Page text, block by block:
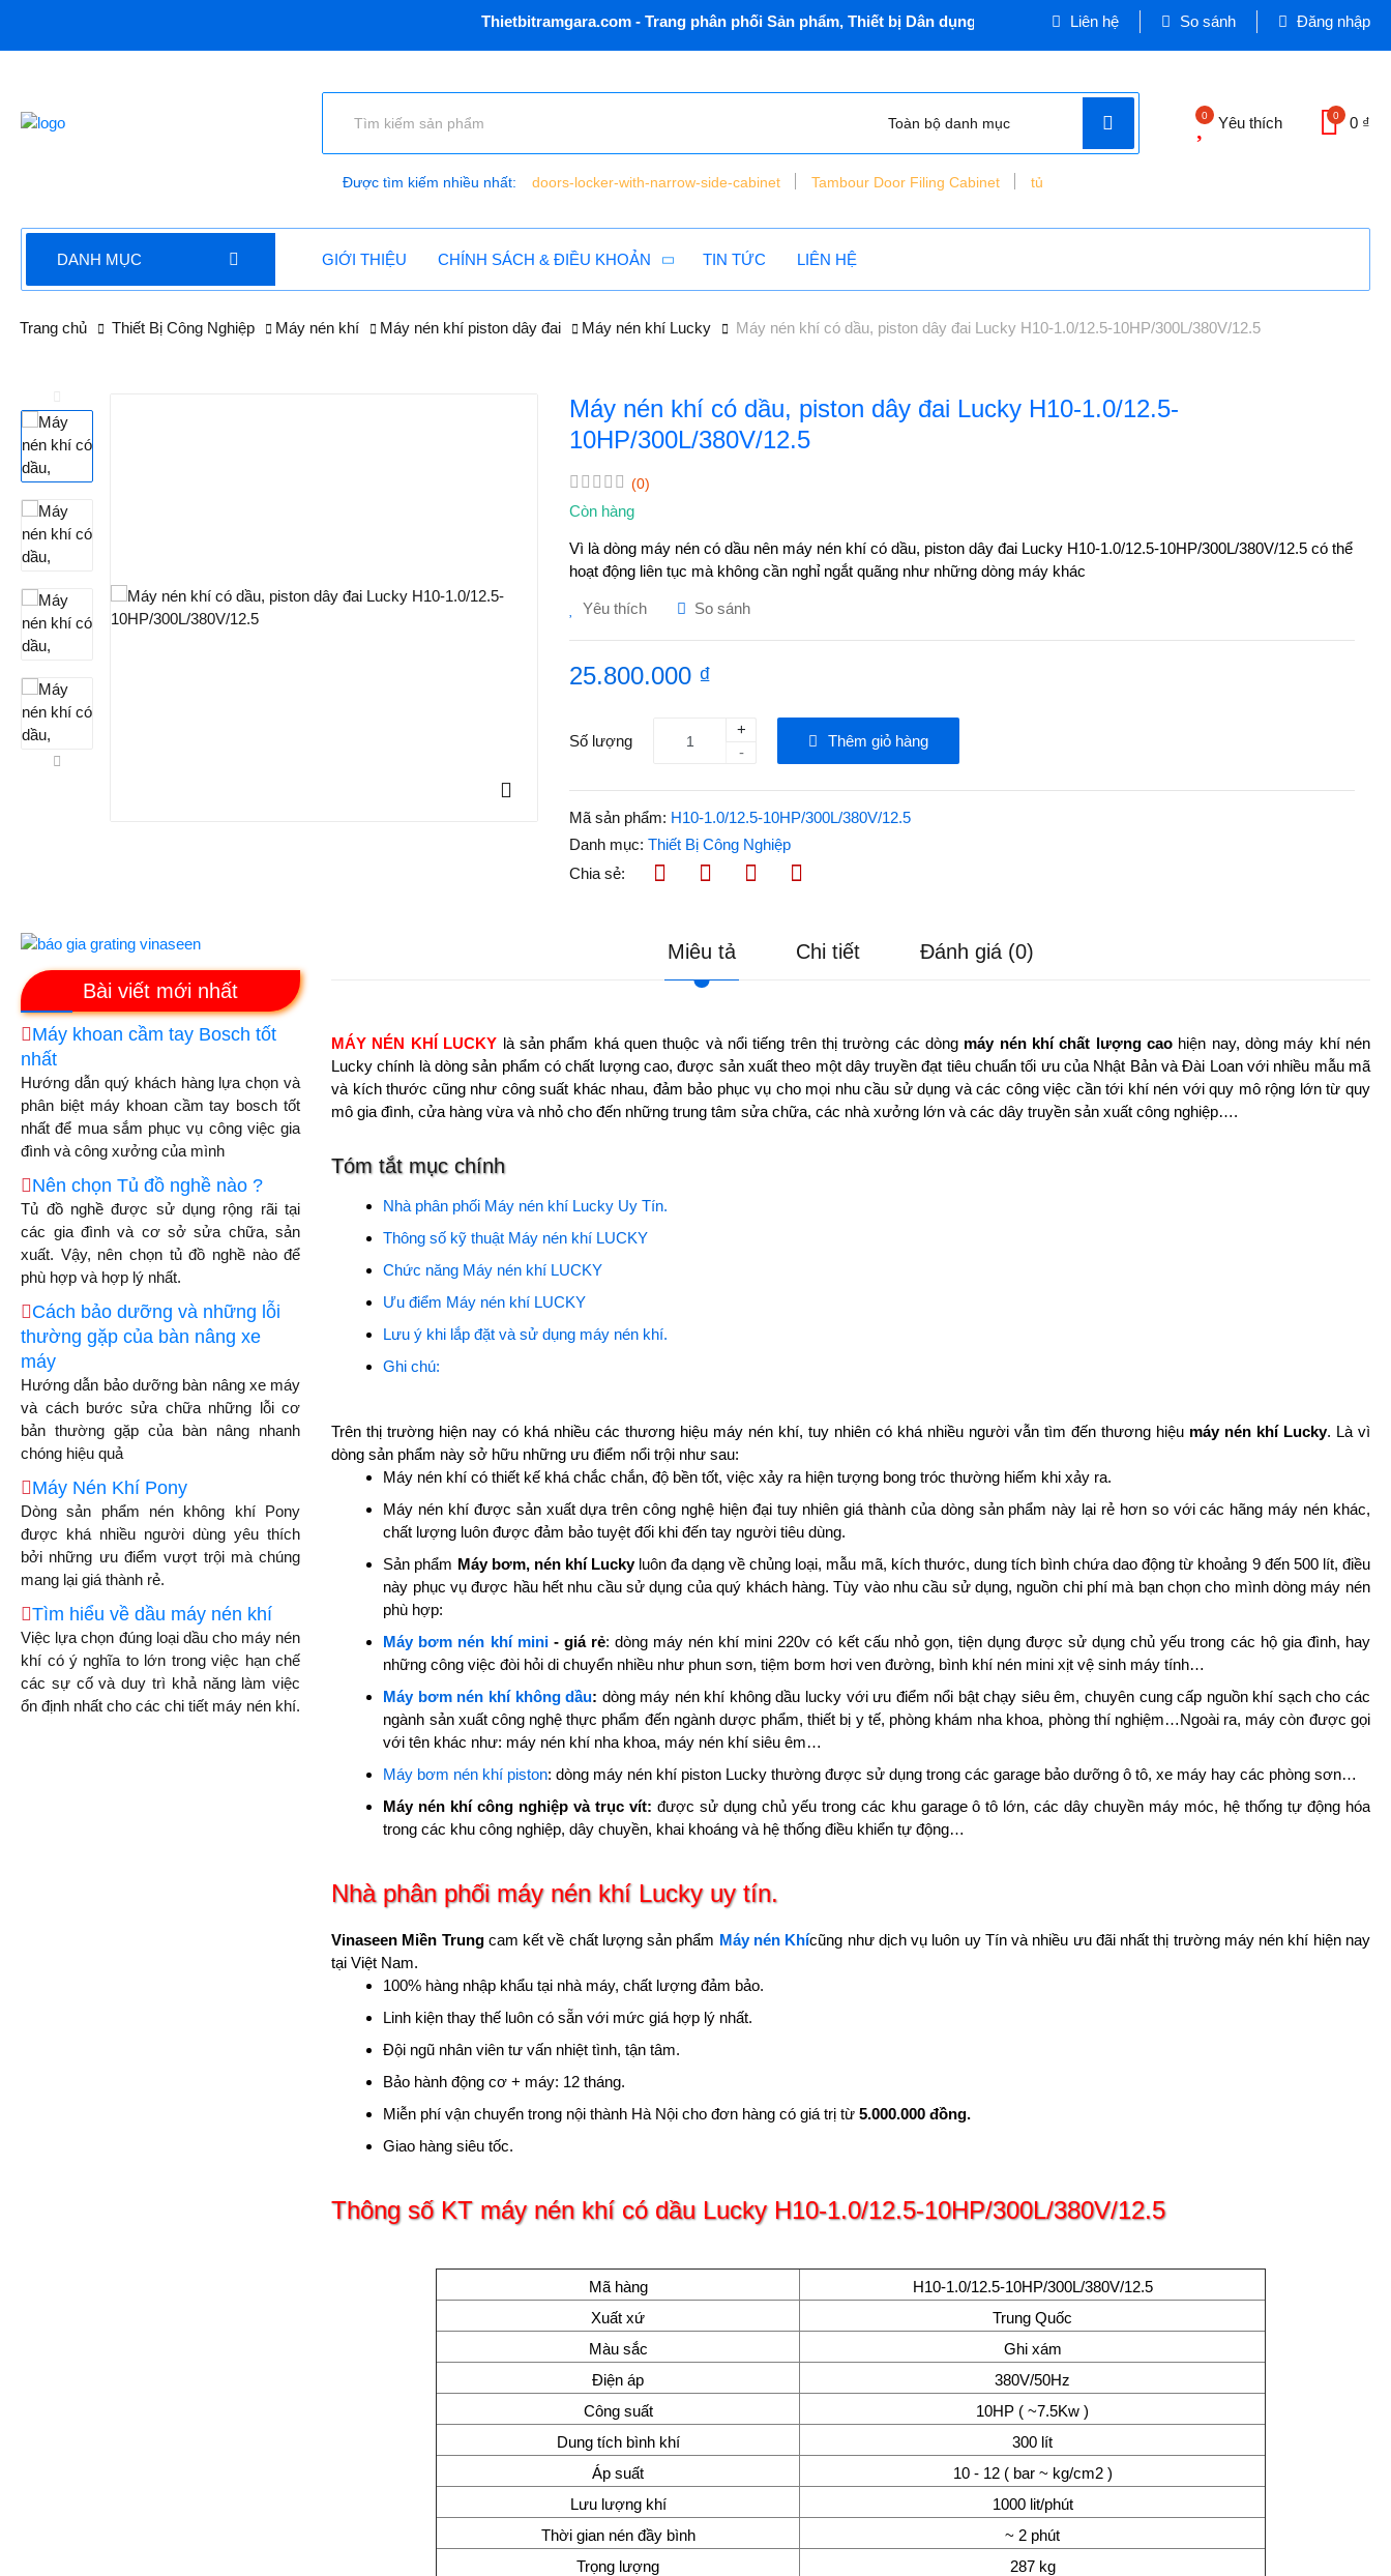
Thietbitramgara.com - Trang phân phối Sản phẩm, Thiết bị Dân dụng và Công nghiệp - Cơ quan chủ quản: VINASEEN MIỀN TRUNG
Liên hệ So sánh Đăng nhập
Toàn bộ danh mục
Được tìm kiếm nhiều nhất: doors-locker-with-narrow-side-cabinet Tambour Door Filing Cabinet
tủ
0 Yêu thích 0 0 ₫
DANH MỤC GIỚI THIỆU CHÍNH SÁCH & ĐIỀU KHOẢN TIN TỨC LIÊN HỆ
Trang chủ Thiết Bị Công Nghiệp Máy nén khí Máy nén khí piston dây đai Máy nén khí Lucky Máy nén khí có dầu, piston dây đai Lucky H10-1.0/12.5-10HP/300L/380V/12.5
Máy nén khí có dầu, piston dây đai Lucky H10-1.0/12.5-
10HP/300L/380V/12.5
(0)
Còn hàng
Vì là dòng máy nén có dầu nên máy nén khí có dầu, piston dây đai Lucky H10-1.0/12.5-10HP/300L/380V/12.5 có thể
hoạt động liên tục mà không cần nghỉ ngắt quãng như những dòng máy khác
Yêu thích So sánh
25.800.000 ₫
Số lượng
+
-
Thêm giỏ hàng
Mã sản phẩm: H10-1.0/12.5-10HP/300L/380V/12.5
Danh mục: Thiết Bị Công Nghiệp
Chia sẻ:
Bài viết mới nhất
Máy khoan cầm tay Bosch tốt
nhất
Hướng dẫn quý khách hàng lựa chọn và
phân biệt máy khoan cầm tay bosch tốt
nhất để mua sắm phục vụ công việc gia
đình và công xưởng của mình
Nên chọn Tủ đồ nghề nào ?
Tủ đồ nghề được sử dụng rộng rãi tại
các gia đình và cơ sở sửa chữa, sản
xuất. Vậy, nên chọn tủ đồ nghề nào để
phù hợp và hợp lý nhất.
Cách bảo dưỡng và những lỗi
thường gặp của bàn nâng xe
máy
Hướng dẫn bảo dưỡng bàn nâng xe máy
và cách bước sửa chữa những lỗi cơ
bản thường gặp của bàn nâng nhanh
chóng hiệu quả
Máy Nén Khí Pony
Dòng sản phẩm nén không khí Pony
được khá nhiều người dùng yêu thích
bởi những ưu điểm vượt trội mà chúng
mang lại giá thành rẻ.
Tìm hiểu về dầu máy nén khí
Việc lựa chọn đúng loại dầu cho máy nén
khí có ý nghĩa to lớn trong việc hạn chế
các sự cố và duy trì khả năng làm việc
ổn định nhất cho các chi tiết máy nén khí.
Miêu tả Chi tiết Đánh giá (0)
MÁY NÉN KHÍ LUCKY là sản phẩm khá quen thuộc và nổi tiếng trên thị trường các dòng máy nén khí chất lượng caohiện nay, dòng máy khí nén
Lucky chính là dòng sản phẩm có chất lượng cao, được sản xuất theo một dây truyền đạt tiêu chuẩn tối ưu của Nhật Bản và Đài Loan với nhiều mẫu mã
và kích thước cũng như công suất khác nhau, đảm bảo phục vụ cho mọi nhu cầu sử dụng và các công việc cần tới khí nén với quy mô rộng lớn từ quy
mô gia đình, cửa hàng vừa và nhỏ cho đến những trung tâm sửa chữa, các nhà xưởng lớn và các dây truyền sản xuất công nghiệp….
Tóm tắt mục chính
Nhà phân phối Máy nén khí Lucky Uy Tín.
Thông số kỹ thuật Máy nén khí LUCKY
Chức năng Máy nén khí LUCKY
Ưu điểm Máy nén khí LUCKY
Lưu ý khi lắp đặt và sử dụng máy nén khí.
Ghi chú:
Trên thị trường hiện nay có khá nhiều các thương hiệu máy nén khí, tuy nhiên có khá nhiều người vẫn tìm đến thương hiệu máy nén khí Lucky. Là vì
dòng sản phẩm này sở hữu những ưu điểm nổi trội như sau:
Máy nén khí có thiết kế khá chắc chắn, độ bền tốt, việc xảy ra hiện tượng bong tróc thường hiếm khi xảy ra.
Máy nén khí được sản xuất dựa trên công nghệ hiện đại tuy nhiên giá thành của dòng sản phẩm này lại rẻ hơn so với các hãng máy nén khác,
chất lượng luôn được đảm bảo tuyệt đối khi đến tay người tiêu dùng.
Sản phẩm Máy bơm, nén khí Luckyluôn đa dạng về chủng loại, mẫu mã, kích thước, dung tích bình chứa dao động từ khoảng 9 đến 500 lít, điều
này phục vụ được hầu hết nhu cầu sử dụng của quý khách hàng. Tùy vào nhu cầu sử dụng, nguồn chi phí mà bạn chọn cho mình dòng máy nén
phù hợp:
Máy bơm nén khí mini- giá rẻ: dòng máy nén khí mini 220v có kết cấu nhỏ gọn, tiện dụng được sử dụng chủ yếu trong các hộ gia đình, hay
những công việc đòi hỏi di chuyển nhiều như phun sơn, tiệm bơm hơi ven đường, bình khí nén mini xịt vệ sinh máy tính…
Máy bơm nén khí không dầu: dòng máy nén khí không dầu lucky với ưu điểm nổi bật chạy siêu êm, chuyên cung cấp nguồn khí sạch cho các
ngành sản xuất công nghệ thực phẩm đến ngành dược phẩm, thiết bị y tế, phòng khám nha khoa, phòng thí nghiệm…Ngoài ra, máy còn được gọi
với tên khác như: máy nén khí nha khoa, máy nén khí siêu êm…
Máy bơm nén khí piston: dòng máy nén khí piston Lucky thường được sử dụng trong các garage bảo dưỡng ô tô, xe máy hay các phòng sơn…
Máy nén khí công nghiệp và trục vít: được sử dụng chủ yếu trong các khu garage ô tô lớn, các dây chuyền máy móc, hệ thống tự động hóa
trong các khu công nghiệp, dây chuyền, khai khoáng và hệ thống điều khiển tự động…
Nhà phân phối máy nén khí Lucky uy tín.
Vinaseen Miền Trungcam kết về chất lượng sản phẩm Máy nén Khícũng như dịch vụ luôn uy Tín và nhiều ưu đãi nhất thị trường máy nén khí hiện nay
tại Việt Nam.
100% hàng nhập khẩu tại nhà máy, chất lượng đảm bảo.
Linh kiện thay thế luôn có sẵn với mức giá hợp lý nhất.
Đội ngũ nhân viên tư vấn nhiệt tình, tận tâm.
Bảo hành động cơ + máy: 12 tháng.
Miễn phí vận chuyển trong nội thành Hà Nội cho đơn hàng có giá trị từ5.000.000 đồng.
Giao hàng siêu tốc.
Thông số KT máy nén khí códầu Lucky H10-1.0/12.5-10HP/300L/380V/12.5
Mã hàng
H10-1.0/12.5-10HP/300L/380V/12.5
Xuất xứ
Trung Quốc
Màu sắc
Ghi xám
Điện áp
380V/50Hz
Công suất
10HP ( ~7.5Kw )
Dung tích bình khí
300 lít
Áp suất
10 - 12 ( bar ~ kg/cm2 )
Lưu lượng khí
1000 lit/phút
Thời gian nén đầy bình
~ 2 phút
Trọng lượng
287 kg